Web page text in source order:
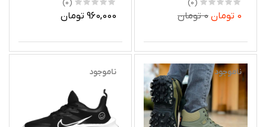
(0)
0 تومان 0 تومان
(0)
960,000 تومان
ناموجود ناموجود